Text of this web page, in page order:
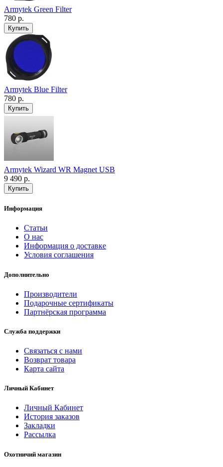
Armytek Green Filter
780 р.
Armytek Blue Filter
780 р.
Armytek Wizard WR Magnet USB
9 490 р.
Информация
Статьи
О нас
Информация о доставке
Условия соглашения
Дополнительно
Производители
Подарочные сертификаты
Партнёрская программа
Служба поддержки
Связаться с нами
Возврат товара
Карта сайта
Личный Кабинет
Личный Кабинет
История заказов
Закладки
Рассылка
Охотничий магазин